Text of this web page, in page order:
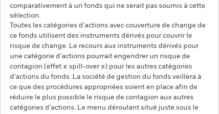
comparativement à un fonds qui ne serait pas soumis à cette
sélection.
Toutes les catégories d’actions avec couverture de change de
ce fonds utilisent des instruments dérivés pour couvrir le
risque de change. Le recours aux instruments dérivés pour
une catégorie d’actions pourrait engendrer un risque de
contagion (effet « spill-over ») pour les autres catégories
d’actions du fonds. La société de gestion du fonds veillera à
ce que des procédures appropriées soient en place afin de
réduire le plus possible le risque de contagion aux autres
catégories d’actions. Le menu déroulant situé juste sous le